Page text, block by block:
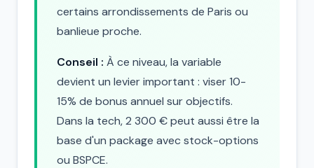
certains arrondissements de Paris ou
banlieue proche.
Conseil : À ce niveau, la variable
devient un levier important : viser 10-
15% de bonus annuel sur objectifs.
Dans la tech, 2 300 € peut aussi être la
base d'un package avec stock-options
ou BSPCE.